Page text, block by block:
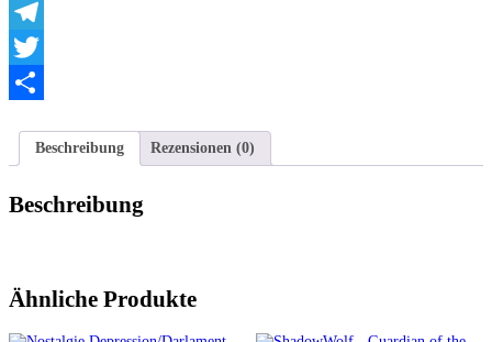
WhatsApp
Telegram
Twitter
Beschreibung
Rezensionen (0)
Beschreibung
Ähnliche Produkte